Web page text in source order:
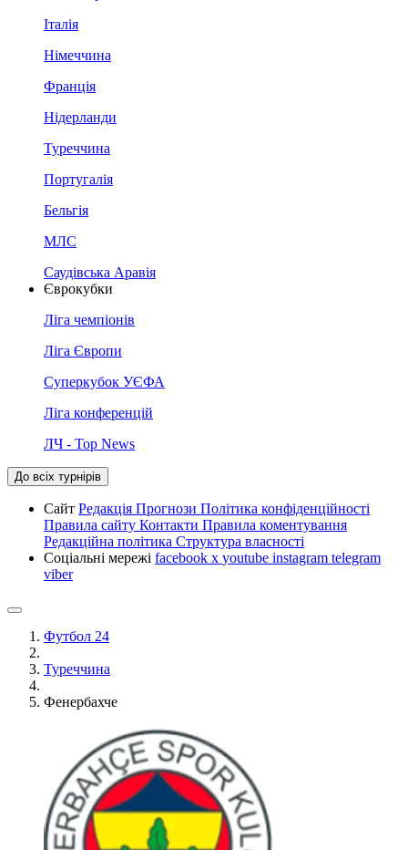
Італія
Німеччина
Франція
Нідерланди
Туреччина
Португалія
Бельгія
МЛС
Саудівська Аравія
Єврокубки
Ліга чемпіонів
Ліга Європи
Суперкубок УЄФА
Ліга конференцій
ЛЧ - Top News
До всіх турнірів
Сайт Редакція Прогнози Політика конфіденційності
Правила сайту Контакти Правила коментування
Редакційна політика Структура власності
Соціальні мережі facebook x youtube instagram telegram
viber
Футбол 24
Туреччина
Фенербахче